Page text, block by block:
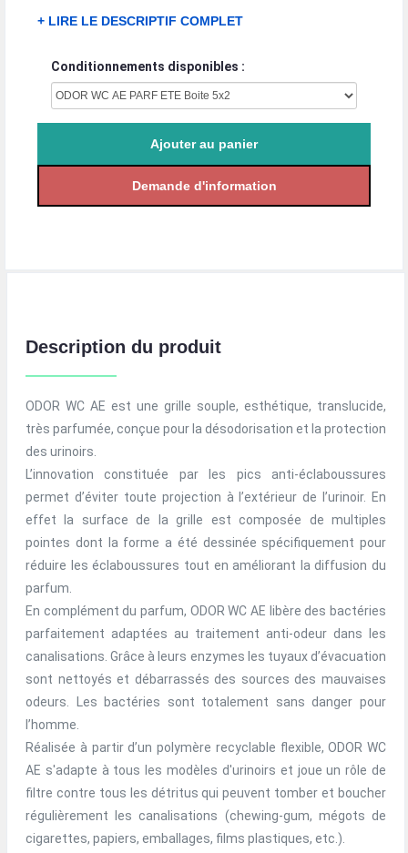
+ LIRE LE DESCRIPTIF COMPLET
Conditionnements disponibles :
Description du produit
ODOR WC AE est une grille souple, esthétique, translucide,
très parfumée, conçue pour la désodorisation et la protection
des urinoirs.
L’innovation constituée par les pics anti-éclaboussures
permet d’éviter toute projection à l’extérieur de l’urinoir. En
effet la surface de la grille est composée de multiples
pointes dont la forme a été dessinée spécifiquement pour
réduire les éclaboussures tout en améliorant la diffusion du
parfum.
En complément du parfum, ODOR WC AE libère des bactéries
parfaitement adaptées au traitement anti-odeur dans les
canalisations. Grâce à leurs enzymes les tuyaux d’évacuation
sont nettoyés et débarrassés des sources des mauvaises
odeurs. Les bactéries sont totalement sans danger pour
l’homme.
Réalisée à partir d’un polymère recyclable flexible, ODOR WC
AE s'adapte à tous les modèles d'urinoirs et joue un rôle de
filtre contre tous les détritus qui peuvent tomber et boucher
régulièrement les canalisations (chewing-gum, mégots de
cigarettes, papiers, emballages, films plastiques, etc.).